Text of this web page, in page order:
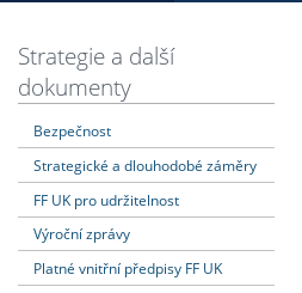
Dozvědět se více
Podat přihlášku
Dozvědět se více
Dozvědět se více
Dozvědět se více
Strategie a další
dokumenty
Bezpečnost
Strategické a dlouhodobé záměry
FF UK pro udržitelnost
Výroční zprávy
Platné vnitřní předpisy FF UK